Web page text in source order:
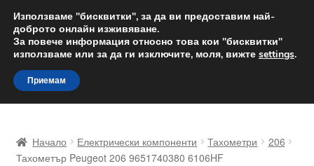
ДОСТАВКА от 12 лв.
Доставка по целия свят
Skip
to
navigation
Skip
to
content
Доставка по целия свят
Начало Електрически компоненти Тахометри
206
Тахометър Peugeot 206 9651740380 6106HF
Използваме "бисквитки", за да ви предоставим най-
доброто онлайн изживяване.
За повече информация относно това кои "бисквитки"
използваме или за да ги изключите, моля, вижте settings.
Приемам